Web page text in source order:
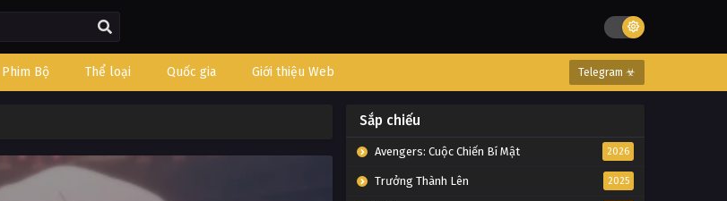
Phim Bộ Thể loại Quốc gia Giới thiệu Web Telegram ☣
Sắp chiếu
Avengers: Cuộc Chiến Bí Mật 2026
Trưởng Thành Lên 2025